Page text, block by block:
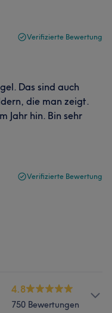
Verifizierte Bewertung
Das sind auch
die man zeigt.
Jahr hin. Bin sehr
Verifizierte Bewertung
4.8
750 Bewertungen